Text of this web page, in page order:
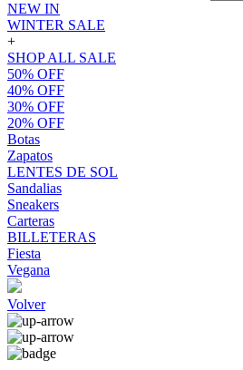
NEW IN
WINTER SALE
+
SHOP ALL SALE
50% OFF
40% OFF
30% OFF
20% OFF
Botas
Zapatos
LENTES DE SOL
Sandalias
Sneakers
Carteras
BILLETERAS
Fiesta
Vegana
Volver